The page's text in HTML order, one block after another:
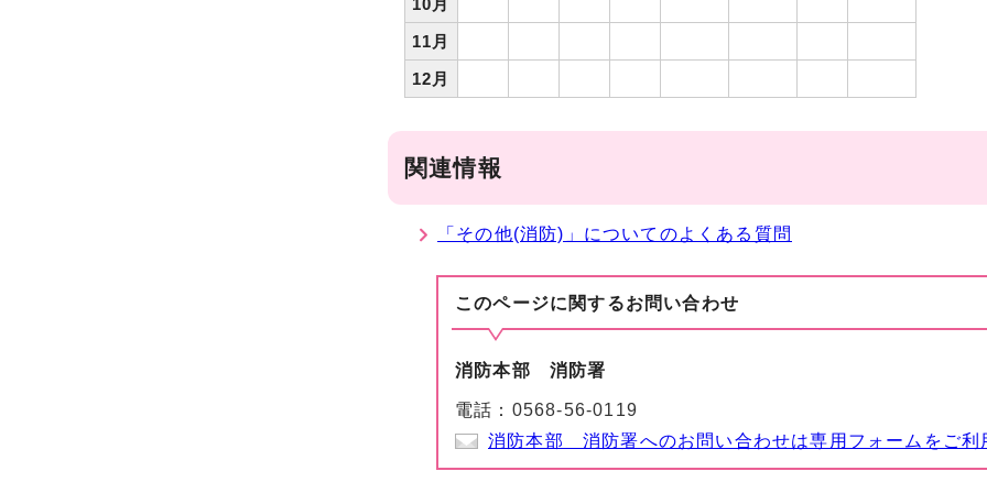
10月
11月
12月
関連情報
「その他(消防)」についてのよくある質問
このページに関するお問い合わせ
消防本部 消防署
電話： 0568-56-0119
消防本部 消防署へのお問い合わせは専用フォームをご利